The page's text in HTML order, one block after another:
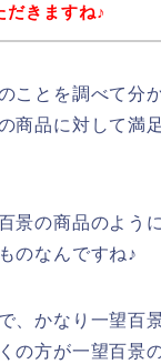
だきますね♪
ことを調べて分
商品に対して満
景の商品のよう
のなんですね♪
、かなり一望百
の方が一望百景